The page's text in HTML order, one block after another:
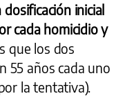
inicial
cada homicidio y
que los dos
55 años cada uno
la tentativa).